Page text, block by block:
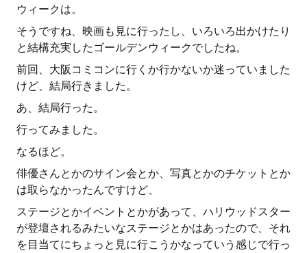
ウィークは。
そうですね、映画も見に行ったし、いろいろ出かけたり
と結構充実したゴールデンウィークでしたね。
前回、大阪コミコンに行くか行かないか迷っていました
けど、結局行きました。
あ、結局行った。
行ってみました。
なるほど。
俳優さんとかのサイン会とか、写真とかのチケットとか
は取らなかったんですけど、
ステージとかイベントとかがあって、ハリウッドスター
が登壇されるみたいなステージとかはあったので、それ
を目当てにちょっと見に行こうかなっていう感じで行っ